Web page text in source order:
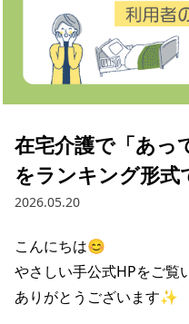
在宅介護で「あっ
をランキング形式
2026.05.20
こんにちは😊
やさしい手公式HPをご覧
ありがとうございます✨